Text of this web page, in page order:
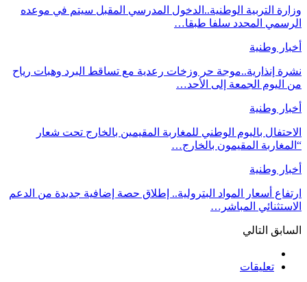
وزارة التربية الوطنية..الدخول المدرسي المقبل سیتم في موعده
الرسمي المحدد سلفا طبقا…
أخبار وطنية
نشرة إنذارية..موجة حر وزخات رعدية مع تساقط البرد وهبات رياح
من اليوم الجمعة إلى الأحد…
أخبار وطنية
الاحتفال باليوم الوطني للمغاربة المقيمين بالخارج تحت شعار
“المغاربة المقيمون بالخارج…
أخبار وطنية
ارتفاع أسعار المواد البترولية.. إطلاق حصة إضافية جديدة من الدعم
الاستثنائي المباشر…
السابق التالي
تعليقات